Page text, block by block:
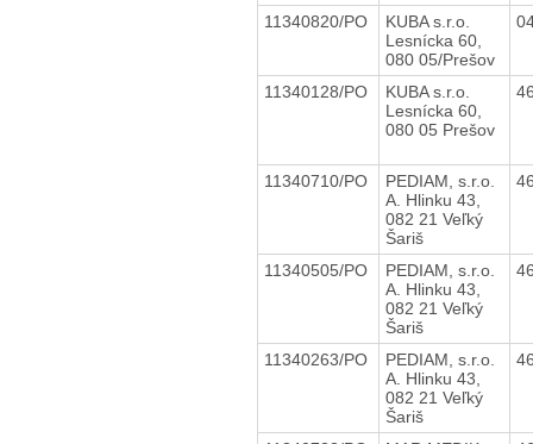
11340820/PO
KUBA s.r.o.
Lesnícka 60,
080 05/Prešov
11340128/PO
KUBA s.r.o.
Lesnícka 60,
080 05 Prešov
11340710/PO
PEDIAM, s.r.o.
A. Hlinku 43,
082 21 Veľký
Šariš
11340505/PO
PEDIAM, s.r.o.
A. Hlinku 43,
082 21 Veľký
Šariš
11340263/PO
PEDIAM, s.r.o.
A. Hlinku 43,
082 21 Veľký
Šariš